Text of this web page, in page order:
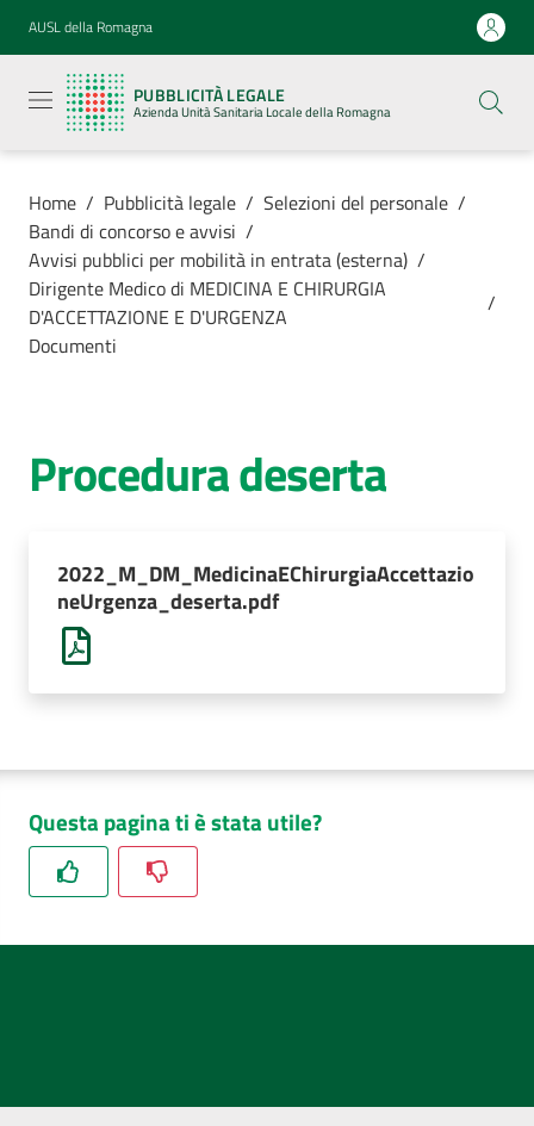
Vai al contenuto
Vai alla navigazione
Vai al footer
AUSL della Romagna
PUBBLICITÀ LEGALE
Azienda Unità Sanitaria Locale della Romagna
legale
Azienda
Unità
Locale della
Azienda
Luoghi di
cura
AUSL
Comunica
Home / Pubblicità legale / Selezioni del personale /
Bandi di concorso e avvisi /
Avvisi pubblici per mobilità in entrata (esterna) /
Dirigente Medico di MEDICINA E CHIRURGIA
D'ACCETTAZIONE E D'URGENZA
/
Documenti
Procedura deserta
2022_M_DM_MedicinaEChirurgiaAccettazio
neUrgenza_deserta.pdf
Questa pagina ti è stata utile?